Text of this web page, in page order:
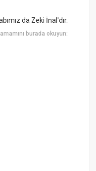
da Zeki İnal'dır.
burada okuyun: